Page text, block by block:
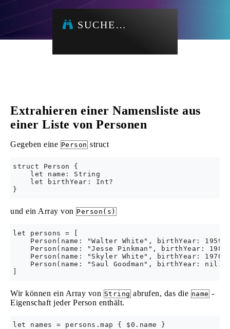
SUCHE…
Extrahieren einer Namensliste aus
einer Liste von Personen
Gegeben eine Person struct
struct Person {
    let name: String
    let birthYear: Int?
und ein Array von Person(s)
let persons = [
Person(name: "Walter White", birthYear:
Person(name: "Jesse Pinkman", birthYear:
Person(name: "Skyler White", birthYear:
    Person(name: "Saul Goodman", birthYear: nil)
Wir können ein Array von String abrufen, das die name -
Eigenschaft jeder Person enthält.
let names = persons.map { $0.name }